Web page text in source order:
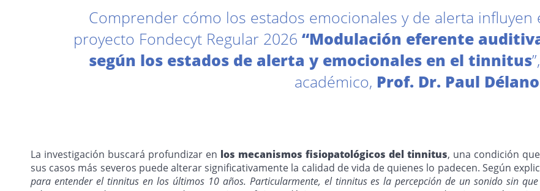
Comprender cómo los estados emocionales y de alerta
proyecto Fondecyt Regular 2026“Modulación eferente
según los estados de alerta y emocionales en el tinnitus
académico, Prof. Dr. Paul Délano
La investigación buscará profundizar en los mecanismos fisiopatológicos del tinnitus, una condición
sus casos más severos puede alterar significativamente la calidad de vida de quienes lo padecen. Según
para entender el tinnitus en los últimos 10 años. Particularmente, el tinnitus es la percepción de un sonido sin